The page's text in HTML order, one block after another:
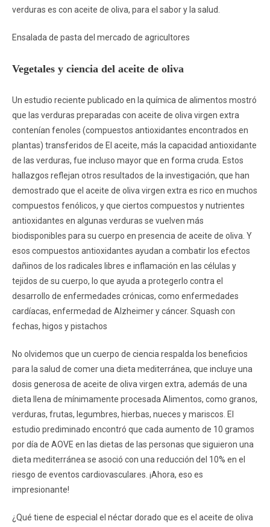
verduras es con aceite de oliva, para el sabor y la salud.
Ensalada de pasta del mercado de agricultores
Vegetales y ciencia del aceite de oliva
Un estudio reciente publicado en la química de alimentos mostró
que las verduras preparadas con aceite de oliva virgen extra
contenían fenoles (compuestos antioxidantes encontrados en
plantas) transferidos de El aceite, más la capacidad antioxidante
de las verduras, fue incluso mayor que en forma cruda. Estos
hallazgos reflejan otros resultados de la investigación, que han
demostrado que el aceite de oliva virgen extra es rico en muchos
compuestos fenólicos, y que ciertos compuestos y nutrientes
antioxidantes en algunas verduras se vuelven más
biodisponibles para su cuerpo en presencia de aceite de oliva. Y
esos compuestos antioxidantes ayudan a combatir los efectos
dañinos de los radicales libres e inflamación en las células y
tejidos de su cuerpo, lo que ayuda a protegerlo contra el
desarrollo de enfermedades crónicas, como enfermedades
cardíacas, enfermedad de Alzheimer y cáncer. Squash con
fechas, higos y pistachos
No olvidemos que un cuerpo de ciencia respalda los beneficios
para la salud de comer una dieta mediterránea, que incluye una
dosis generosa de aceite de oliva virgen extra, además de una
dieta llena de mínimamente procesada Alimentos, como granos,
verduras, frutas, legumbres, hierbas, nueces y mariscos. El
estudio prediminado encontró que cada aumento de 10 gramos
por día de AOVE en las dietas de las personas que siguieron una
dieta mediterránea se asoció con una reducción del 10% en el
riesgo de eventos cardiovasculares. ¡Ahora, eso es
impresionante!
¿Qué tiene de especial el néctar dorado que es el aceite de oliva